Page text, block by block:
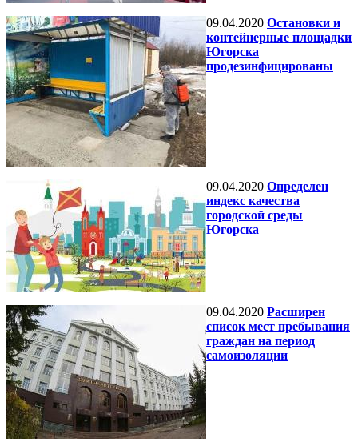
09.04.2020 Остановки и
контейнерные площадки
Югорска
продезинфицированы
09.04.2020 Определен
индекс качества
городской среды
Югорска
09.04.2020 Расширен
список мест пребывания
граждан на период
самоизоляции